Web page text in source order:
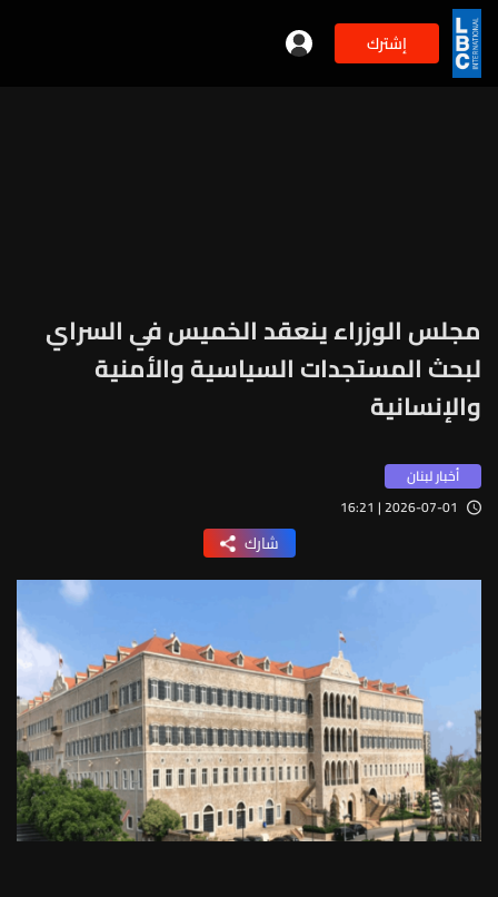
إشترك
مجلس الوزراء ينعقد الخميس في السراي
لبحث المستجدات السياسية والأمنية
والإنسانية
أخبار لبنان
2026-07-01 | 16:21
شارك